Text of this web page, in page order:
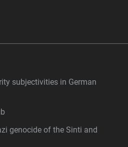
subjectivities in German
genocide of the Sinti and